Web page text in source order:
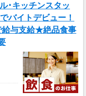
･キッチンスタッ
バイトデビュー！
給与支給★絶品食事